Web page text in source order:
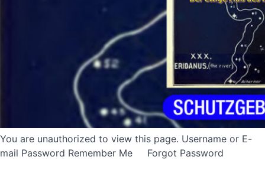
You are unauthorized to view this page. Username or E-
mail Password Remember Me Forgot Password